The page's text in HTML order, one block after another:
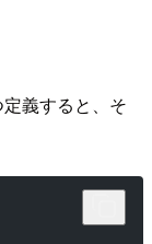
義すると、そ